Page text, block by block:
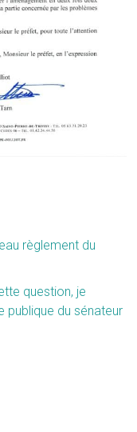
règlement du
question, je
publique du sénateur